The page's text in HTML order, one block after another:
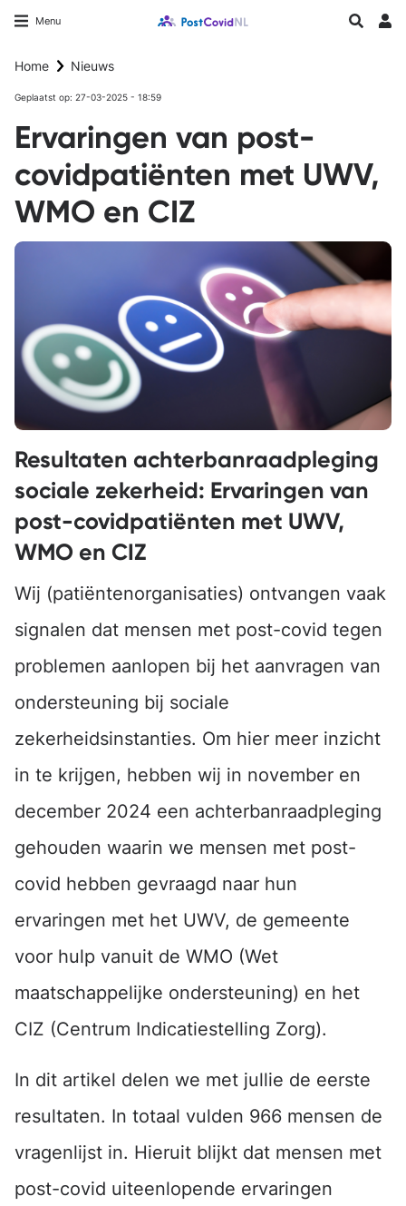
gaan
Menu Longfonds homepageZoeken
Home Nieuws
Geplaatst op: 27-03-2025 - 18:59
Ervaringen van post-
covidpatiënten met UWV,
WMO en CIZ
Resultaten achterbanraadpleging
sociale zekerheid: Ervaringen van
post-covidpatiënten met UWV,
WMO en CIZ
Wij (patiëntenorganisaties) ontvangen vaak
signalen dat mensen met post-covid tegen
problemen aanlopen bij het aanvragen van
ondersteuning bij sociale
zekerheidsinstanties. Om hier meer inzicht
in te krijgen, hebben wij in november en
december 2024 een achterbanraadpleging
gehouden waarin we mensen met post-
covid hebben gevraagd naar hun
ervaringen met het UWV, de gemeente
voor hulp vanuit de WMO (Wet
maatschappelijke ondersteuning) en het
CIZ (Centrum Indicatiestelling Zorg).
In dit artikel delen we met jullie de eerste
resultaten. In totaal vulden 966 mensen de
vragenlijst in. Hieruit blijkt dat mensen met
post-covid uiteenlopende ervaringen